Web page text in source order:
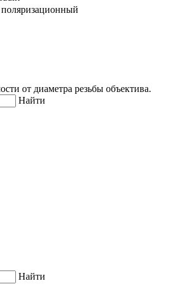
от диаметра резьбы объектива.
Найти
Найти